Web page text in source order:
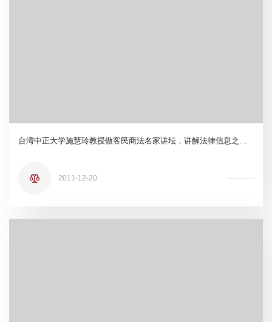
台湾中正大学施慧玲教授做客民商法名家讲坛，讲解法律信息之应用与比较法之学习
2011-12-20